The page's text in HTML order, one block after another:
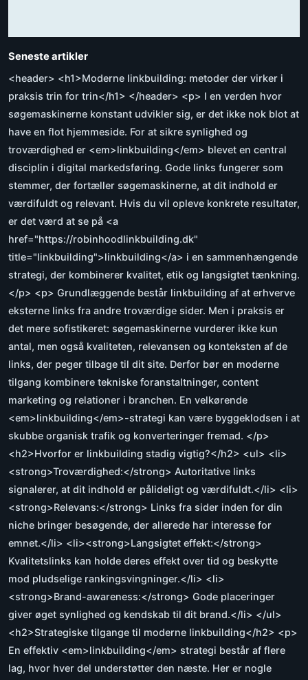
Seneste artikler
<header> <h1>Moderne linkbuilding: metoder der virker i
praksis trin for trin</h1> </header> <p> I en verden hvor
søgemaskinerne konstant udvikler sig, er det ikke nok blot at
have en flot hjemmeside. For at sikre synlighed og
troværdighed er <em>linkbuilding</em> blevet en central
disciplin i digital markedsføring. Gode links fungerer som
stemmer, der fortæller søgemaskinerne, at dit indhold er
værdifuldt og relevant. Hvis du vil opleve konkrete resultater,
er det værd at se på <a
href="https://robinhoodlinkbuilding.dk"
title="linkbuilding">linkbuilding</a> i en sammenhængende
strategi, der kombinerer kvalitet, etik og langsigtet tænkning.
</p> <p> Grundlæggende består linkbuilding af at erhverve
eksterne links fra andre troværdige sider. Men i praksis er
det mere sofistikeret: søgemaskinerne vurderer ikke kun
antal, men også kvaliteten, relevansen og konteksten af de
links, der peger tilbage til dit site. Derfor bør en moderne
tilgang kombinere tekniske foranstaltninger, content
marketing og relationer i branchen. En velkørende
<em>linkbuilding</em>-strategi kan være byggeklodsen i at
skubbe organisk trafik og konverteringer fremad. </p>
<h2>Hvorfor er linkbuilding stadig vigtig?</h2> <ul> <li>
<strong>Troværdighed:</strong> Autoritative links
signalerer, at dit indhold er pålideligt og værdifuldt.</li> <li>
<strong>Relevans:</strong> Links fra sider inden for din
niche bringer besøgende, der allerede har interesse for
emnet.</li> <li><strong>Langsigtet effekt:</strong>
Kvalitetslinks kan holde deres effekt over tid og beskytte
mod pludselige rankingsvingninger.</li> <li>
<strong>Brand-awareness:</strong> Gode placeringer
giver øget synlighed og kendskab til dit brand.</li> </ul>
<h2>Strategiske tilgange til moderne linkbuilding</h2> <p>
En effektiv <em>linkbuilding</em> strategi består af flere
lag, hvor hver del understøtter den næste. Her er nogle